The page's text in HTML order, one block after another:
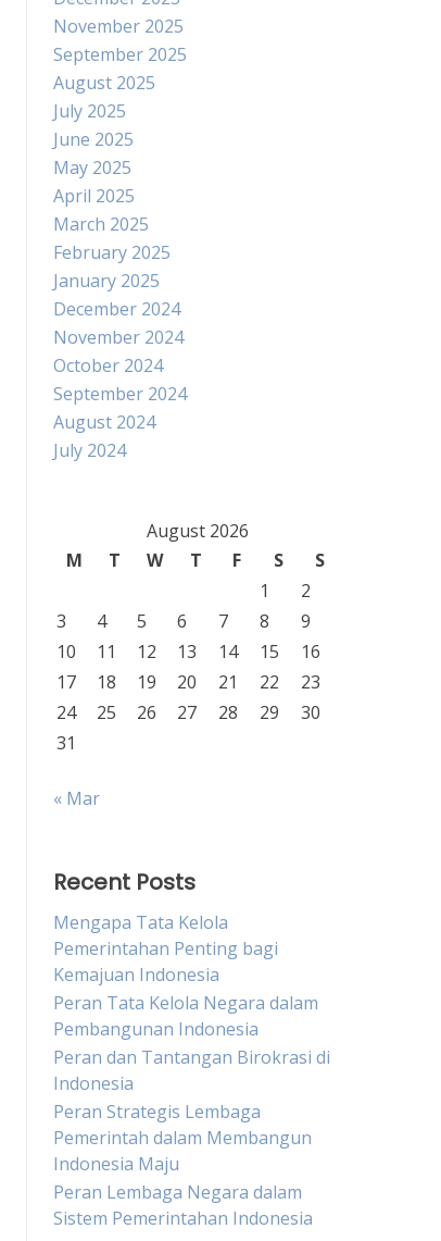
November 2025
September 2025
August 2025
July 2025
June 2025
May 2025
April 2025
March 2025
February 2025
January 2025
December 2024
November 2024
October 2024
September 2024
August 2024
July 2024
August 2026
M
T W T F S
S
1
2
3
4 5 6 7 8
9
10
11 12 13 14 15
16
17
18 19 20 21 22
23
24
25 26 27 28 29
30
31
« Mar
Recent Posts
Mengapa Tata Kelola
Pemerintahan Penting bagi
Kemajuan Indonesia
Peran Tata Kelola Negara dalam
Pembangunan Indonesia
Peran dan Tantangan Birokrasi di
Indonesia
Peran Strategis Lembaga
Pemerintah dalam Membangun
Indonesia Maju
Peran Lembaga Negara dalam
Sistem Pemerintahan Indonesia